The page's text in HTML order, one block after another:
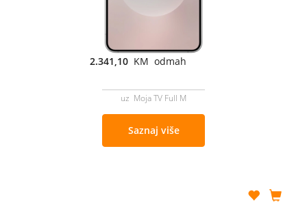
2.341,10 KM odmah
uz Moja TV Full M
Saznaj više